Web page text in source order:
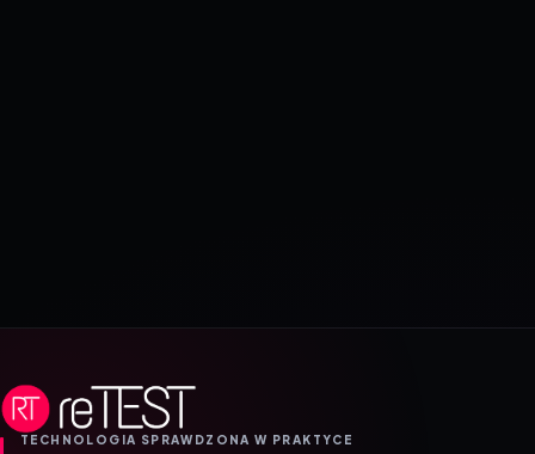
TECHNOLOGIA SPRAWDZONA W PRAKTYCE